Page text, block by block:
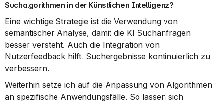
Suchalgorithmen in der Künstlichen Intelligenz?
Eine wichtige Strategie ist die Verwendung von
semantischer Analyse, damit die KI Suchanfragen
besser versteht. Auch die Integration von
Nutzerfeedback hilft, Suchergebnisse kontinuierlich zu
verbessern.
Weiterhin setze ich auf die Anpassung von Algorithmen
an spezifische Anwendungsfälle. So lassen sich